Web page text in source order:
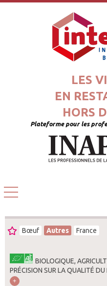
LES
EN
HORS
Plateforme pour les
Bœuf Autres France
BIOLOGIQUE,
PRÉCISION SUR LA QUALITÉ